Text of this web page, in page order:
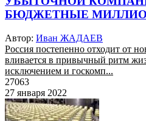
БЮДЖЕТНЫЕ
Автор: Иван ЖАДАЕВ
Россия постепенно отходит от
вливается в привычный ритм
исключением и госкомп...
27063
27 января 2022